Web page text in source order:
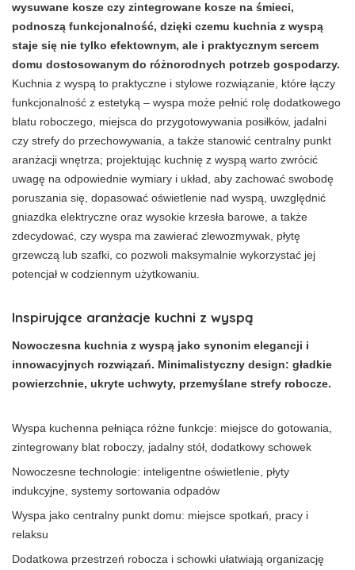
wysuwane kosze czy zintegrowane kosze na śmieci,
podnoszą funkcjonalność, dzięki czemu kuchnia z wyspą
staje się nie tylko efektownym, ale i praktycznym sercem
domu dostosowanym do różnorodnych potrzeb gospodarzy.
Kuchnia z wyspą to praktyczne i stylowe rozwiązanie, które łączy
funkcjonalność z estetyką – wyspa może pełnić rolę dodatkowego
blatu roboczego, miejsca do przygotowywania posiłków, jadalni
czy strefy do przechowywania, a także stanowić centralny punkt
aranżacji wnętrza; projektując kuchnię z wyspą warto zwrócić
uwagę na odpowiednie wymiary i układ, aby zachować swobodę
poruszania się, dopasować oświetlenie nad wyspą, uwzględnić
gniazdka elektryczne oraz wysokie krzesła barowe, a także
zdecydować, czy wyspa ma zawierać zlewozmywak, płytę
grzewczą lub szafki, co pozwoli maksymalnie wykorzystać jej
potencjał w codziennym użytkowaniu.
Inspirujące aranżacje kuchni z wyspą
Nowoczesna kuchnia z wyspą jako synonim elegancji i
innowacyjnych rozwiązań. Minimalistyczny design: gładkie
powierzchnie, ukryte uchwyty, przemyślane strefy robocze.
Wyspa kuchenna pełniąca różne funkcje: miejsce do gotowania,
zintegrowany blat roboczy, jadalny stół, dodatkowy schowek
Nowoczesne technologie: inteligentne oświetlenie, płyty
indukcyjne, systemy sortowania odpadów
Wyspa jako centralny punkt domu: miejsce spotkań, pracy i
relaksu
Dodatkowa przestrzeń robocza i schowki ułatwiają organizację